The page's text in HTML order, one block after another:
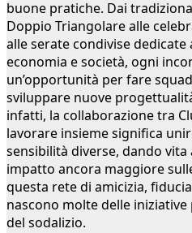
buone pratiche. Dai
Doppio Triangolare alle
alle serate condivise
economia e società, ogni
un’opportunità per fare
sviluppare nuove
infatti, la collaborazione tra
lavorare insieme significa
sensibilità diverse, dando vita
impatto ancora maggiore
questa rete di amicizia,
nascono molte delle
del sodalizio.